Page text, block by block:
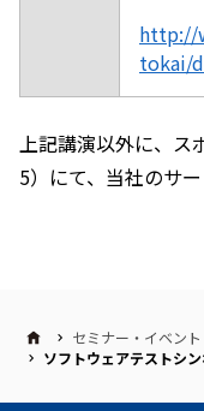
http://
tokai/
上記講演以外に、ス
5）にて、当社のサ
セミナー・イベント
ソフトウェアテストシ